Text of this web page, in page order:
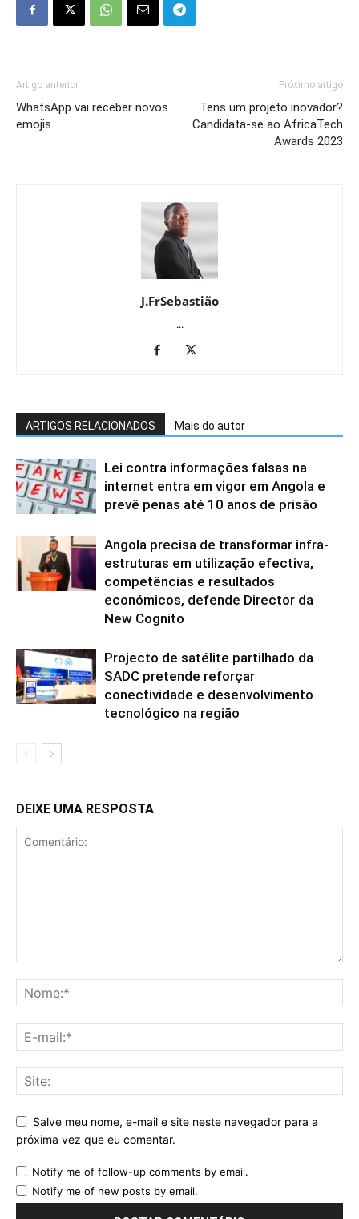
Artigo anterior
WhatsApp vai receber novos
emojis
Próximo artigo
Tens um projeto inovador?
Candidata-se ao AfricaTech
Awards 2023
J.FrSebastião
...
ARTIGOS RELACIONADOS Mais do autor
Lei contra informações falsas na
internet entra em vigor em Angola e
prevê penas até 10 anos de prisão
Angola precisa de transformar infra-
estruturas em utilização efectiva,
competências e resultados
económicos, defende Director da
New Cognito
Projecto de satélite partilhado da
SADC pretende reforçar
conectividade e desenvolvimento
tecnológico na região
DEIXE UMA RESPOSTA
Salve meu nome, e-mail e site neste navegador para a
próxima vez que eu comentar.
Notify me of follow-up comments by email.
Notify me of new posts by email.